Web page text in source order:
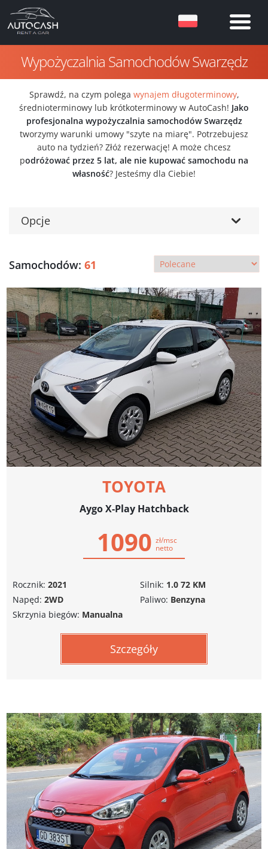
Wypożyczalnia Samochodów Swarzędz
Sprawdź, na czym polega wynajem długoterminowy,
średnioterminowy lub krótkoterminowy w AutoCash! Jako
profesjonalna wypożyczalnia samochodów Swarzędz
tworzymy warunki umowy "szyte na miarę". Potrzebujesz
auto na tydzień? Złóż rezerwację! A może chcesz
podróżować przez 5 lat, ale nie kupować samochodu na
własność? Jesteśmy dla Ciebie!
Opcje
Samochodów: 61
TOYOTA
Aygo X-Play Hatchback
1090 zł/msc
netto
Rocznik: 2021
Napęd: 2WD
Silnik: 1.0 72 KM
Paliwo: Benzyna
Skrzynia biegów: Manualna
Szczegóły